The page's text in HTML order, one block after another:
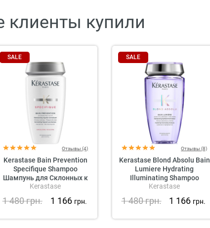
клиенты купили
SALE
Отзывы (4)
Kerastase Bain Prevention
Specifique Shampoo
Шампунь для Склонных к
Выпадению Волос
Kerastase
1 480грн. 1 166 грн.
SALE
Отзывы (8)
Kerastase Blond Absolu Bain
Lumiere Hydrating
Illuminating Shampoo
Увлажняющий шампунь
мелированных волос
Kerastase
1 480грн. 1 166 грн.